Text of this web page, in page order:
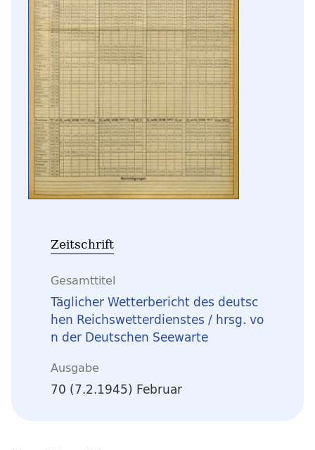
Zeitschrift
Gesamttitel
Täglicher Wetterbericht des deutsc
hen Reichswetterdienstes / hrsg. vo
n der Deutschen Seewarte
Ausgabe
70 (7.2.1945) Februar